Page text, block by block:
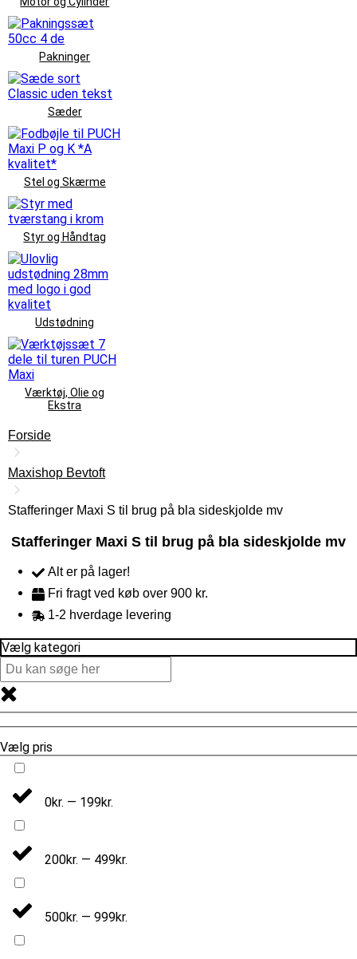
Pakninger
Sæder
Stel og Skærme
Styr og Håndtag
Udstødning
Værktøj, Olie og
Ekstra
Forside
Maxishop Bevtoft
Stafferinger Maxi S til brug på bla sideskjolde mv
Stafferinger Maxi S til brug på bla sideskjolde mv
Alt er på lager!
Fri fragt ved køb over 900 kr.
1-2 hverdage levering
Vælg kategori
Vælg pris
0kr. — 199kr.
200kr. — 499kr.
500kr. — 999kr.